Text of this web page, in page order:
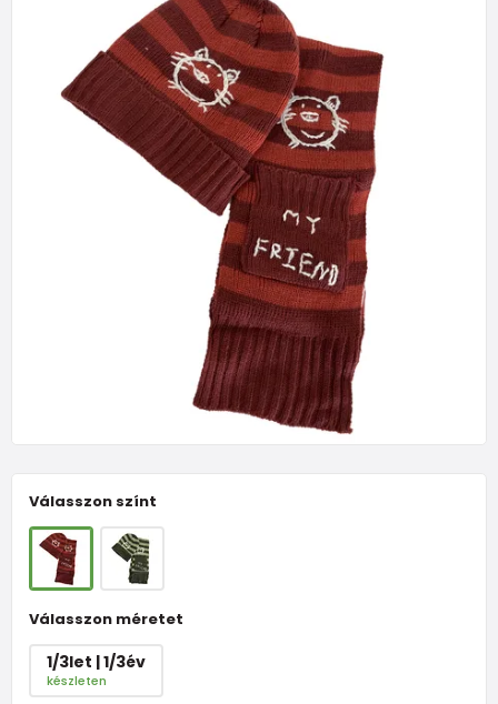
Válasszon színt
Válasszon méretet
1/3let | 1/3év
készleten